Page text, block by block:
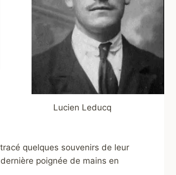
Lucien Leducq
quelques souvenirs de leur
poignée de mains en